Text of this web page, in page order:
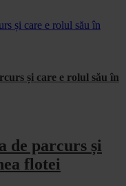
și care e rolul său în
și care e rolul său în
de parcurs și
flotei